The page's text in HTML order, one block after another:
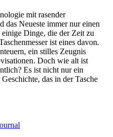
mit rasender
das Neueste immer nur einen
Dinge, die der Zeit zu
ist eines davon.
ein stilles Zeugnis
Doch wie alt ist
Es ist nicht nur ein
das in der Tasche